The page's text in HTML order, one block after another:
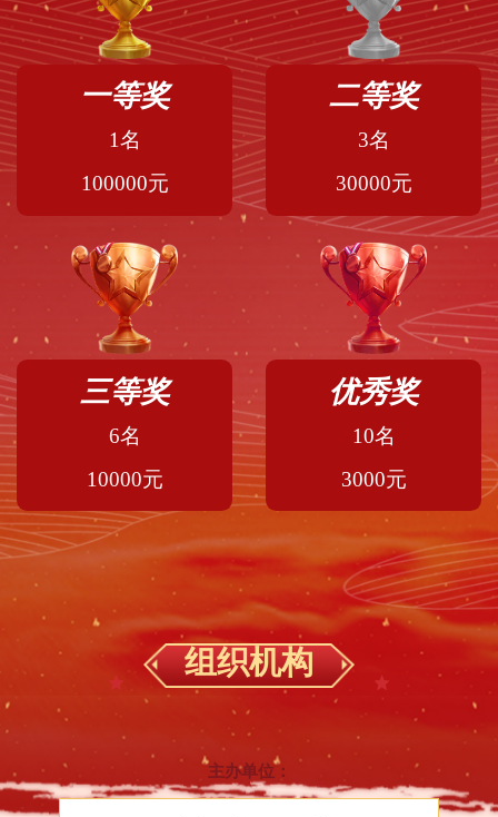
一等奖
1名
100000元
二等奖
3名
30000元
三等奖
6名
10000元
优秀奖
10名
3000元
组织机构
主办单位：